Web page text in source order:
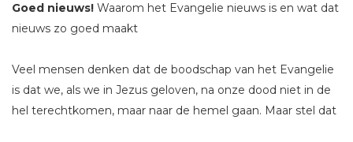
Goed nieuws! Waarom het Evangelie nieuws is en wat dat
nieuws zo goed maakt
Veel mensen denken dat de boodschap van het Evangelie
is dat we, als we in Jezus geloven, na onze dood niet in de
hel terechtkomen, maar naar de hemel gaan. Maar stel dat
E-mail *
Titel *